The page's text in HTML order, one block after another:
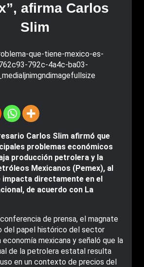
afirma Carlos
Slim
Carlos Slim afirmó que
problemas económicos
producción petrolera y la
Mexicanos (Pemex), al
impacta directamente en el
de acuerdo con La
de prensa, el magnate
del papel histórico del sector
mexicana y señaló que la
de la petrolera estatal resulta
en un contexto de precios del